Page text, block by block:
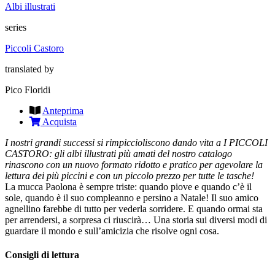
Albi illustrati
series
Piccoli Castoro
translated by
Pico Floridi
Anteprima
Acquista
I nostri grandi successi si rimpiccioliscono dando vita a I PICCOLI
CASTORO: gli albi illustrati più amati del nostro catalogo
rinascono con un nuovo formato ridotto e pratico per agevolare la
lettura dei più piccini e con un piccolo prezzo per tutte le tasche!
La mucca Paolona è sempre triste: quando piove e quando c’è il
sole, quando è il suo compleanno e persino a Natale! Il suo amico
agnellino farebbe di tutto per vederla sorridere. E quando ormai sta
per arrendersi, a sorpresa ci riuscirà… Una storia sui diversi modi di
guardare il mondo e sull’amicizia che risolve ogni cosa.
Consigli di lettura